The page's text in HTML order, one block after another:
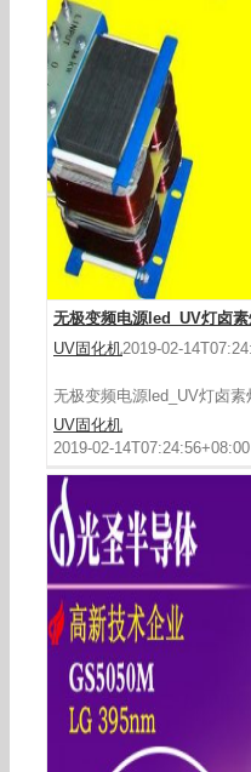
无极变频电源led_UV灯卤
UV固化机2019-02-
无极变频电源led_UV灯卤
UV固化机
2019-02-14T07:24:56+08:00